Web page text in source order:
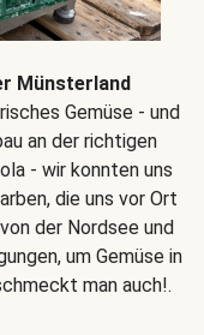
Münsterland
Gemüse - und
an der richtigen
- wir konnten uns
die uns vor Ort
der Nordsee und
um Gemüse in
man auch!.